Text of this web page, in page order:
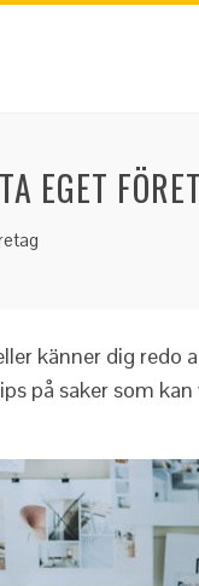
EGET
känner dig
på saker som